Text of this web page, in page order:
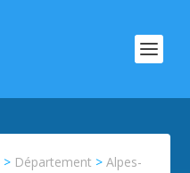
> Département >Alpes-